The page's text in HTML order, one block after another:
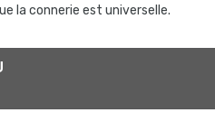
la connerie est universelle.